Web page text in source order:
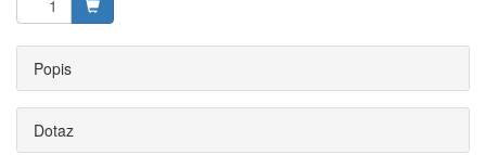
Popis
Dotaz